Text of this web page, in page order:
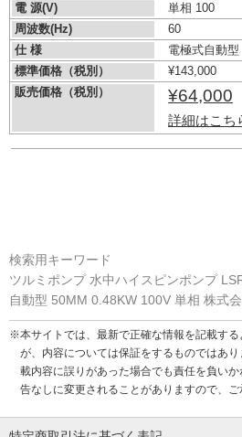
電 源(V)
単相 100
周波数(Hz)
60
仕 様
電極式自動型
標準価格（税別）
¥143,000
販売価格（税別）
¥64,000
詳細はこち
検索用キーワード
ツルミポンプ 水中ハイスピンポンプ
自動型 50MM 0.48KW 100V 単相 株式
※本サイトでは、最新で正確な情報を記載す
が、内容については保証をするものではあ
載内容に誤りがあった場合でも責任を負い
告なしに変更されることがありますので、ご